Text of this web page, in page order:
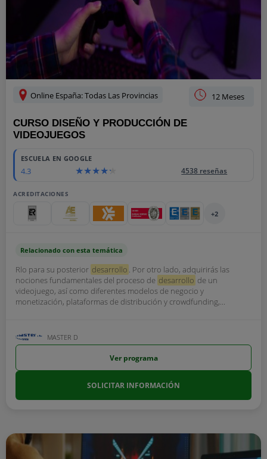
Online España: Todas Las Provincias 12 Meses
CURSO DISEÑO Y PRODUCCIÓN DE
VIDEOJUEGOS
ESCUELA EN GOOGLE
4.3 4538 reseñas
ACREDITACIONES
+2
Relacionado con esta temática
Rlo para su posterior desarrollo . Por otro lado, adquirirás las
nociones fundamentales del proceso de desarrollo de un
videojuego, así como diferentes modelos de negocio y
monetización, plataformas de distribución y crowdfunding,...
MASTER D
Ver programa
SOLICITAR INFORMACIÓN